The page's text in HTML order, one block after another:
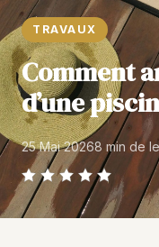
TRAVAUX
Comment
d’une
25 Mai 20268 min de